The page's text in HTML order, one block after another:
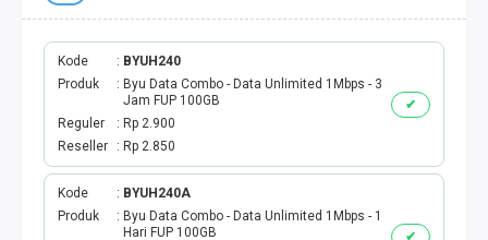
✔
Kode
BYUH240
Produk
Byu Data Combo - Data Unlimited 1Mbps - 3
Jam FUP 100GB
Reguler
Rp 2.900
Reseller
Rp 2.850
✔
Kode
BYUH240A
Produk
Byu Data Combo - Data Unlimited 1Mbps - 1
Hari FUP 100GB